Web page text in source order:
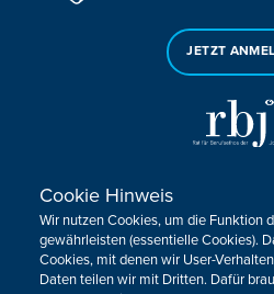
JETZT
Sie haben noch Fragen
KONTAKTIEREN
Cookie Hinweis
Wir nutzen Cookies, um die Funktion
gewährleisten (essentielle Cookies).
Cookies, mit denen wir User-
Daten teilen wir mit Dritten. Dafür